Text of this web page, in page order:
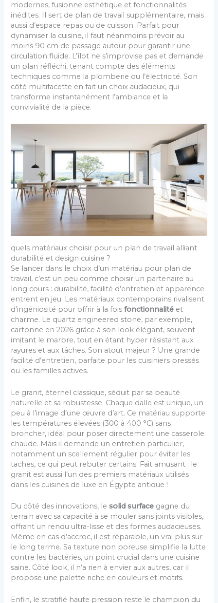
modernes, fusionne esthétique et fonctionnalités
inédites. Il sert de plan de travail supplémentaire, mais
aussi d’espace repas ou de cuisson. Parfait pour
dynamiser la cuisine, il faut néanmoins prévoir au
moins 90 cm de passage autour pour garantir une
circulation fluide. L’îlot ne s’improvise pas et demande
un plan réfléchi, tenant compte des éléments
techniques comme la plomberie ou l’électricité. Son
côté multifacette en fait un choix audacieux, qui
transforme instantanément l’ambiance et la
convivialité de la pièce.
quels matériaux choisir pour un plan de travail alliant
durabilité et design cuisine ?
Se lancer dans le choix d’un matériau pour plan de
travail, c’est un peu comme choisir un partenaire au
long cours : durabilité, facilité d’entretien et apparence
entrent en jeu. Les matériaux contemporains rivalisent
d’ingéniosité pour offrir à la foisfonctionnalité et
charme. Le quartz engineered stone, par exemple,
cartonne en 2026 grâce à son look élégant, souvent
imitant le marbre, tout en étant hyper résistant aux
rayures et aux tâches. Son atout majeur ? Une grande
facilité d’entretien, parfaite pour les cuisiniers pressés
ou les familles actives.
Le granit, éternel classique, séduit par sa beauté
naturelle et sa robustesse. Chaque dalle est unique, un
peu à l’image d’une œuvre d’art. Ce matériau supporte
les températures élevées (300 à 400 °C) sans
broncher, idéal pour poser directement une casserole
chaude. Mais il demande un entretien particulier,
notamment un scellement régulier pour éviter les
taches, ce qui peut rebuter certains. Fait amusant : le
granit est aussi l’un des premiers matériaux utilisés
dans les cuisines de luxe en Égypte antique !
Du côté des innovations, lesolid surface gagne du
terrain avec sa capacité à se mouler sans joints visibles,
offrant un rendu ultra-lisse et des formes audacieuses.
Même en cas d’accroc, il est réparable, un vrai plus sur
le long terme. Sa texture non poreuse simplifie la lutte
contre les bactéries, un point crucial dans une cuisine
saine. Côté look, il n’a rien à envier aux autres, car il
propose une palette riche en couleurs et motifs.
Enfin, le stratifié haute pression reste le champion du